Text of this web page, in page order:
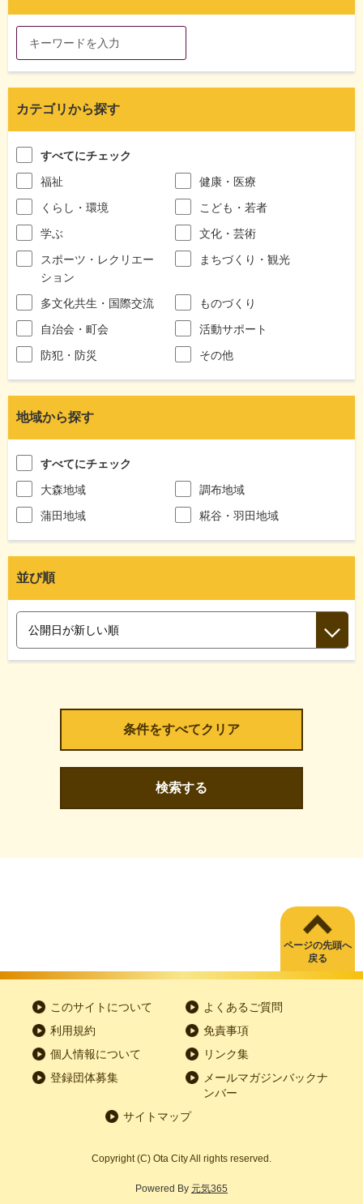
カテゴリから探す
すべてにチェック
福祉
健康・医療
くらし・環境
こども・若者
学ぶ
文化・芸術
スポーツ・レクリエー
ション
まちづくり・観光
多文化共生・国際交流
ものづくり
自治会・町会
活動サポート
防犯・防災
その他
地域から探す
すべてにチェック
大森地域
調布地域
蒲田地域
糀谷・羽田地域
並び順
検索する
ページの先頭へ
戻る
このサイトについて
よくあるご質問
利用規約
免責事項
個人情報について
リンク集
登録団体募集
メールマガジンバックナ
ンバー
サイトマップ
Copyright (C) Ota City All rights reserved.
Powered By 元気365